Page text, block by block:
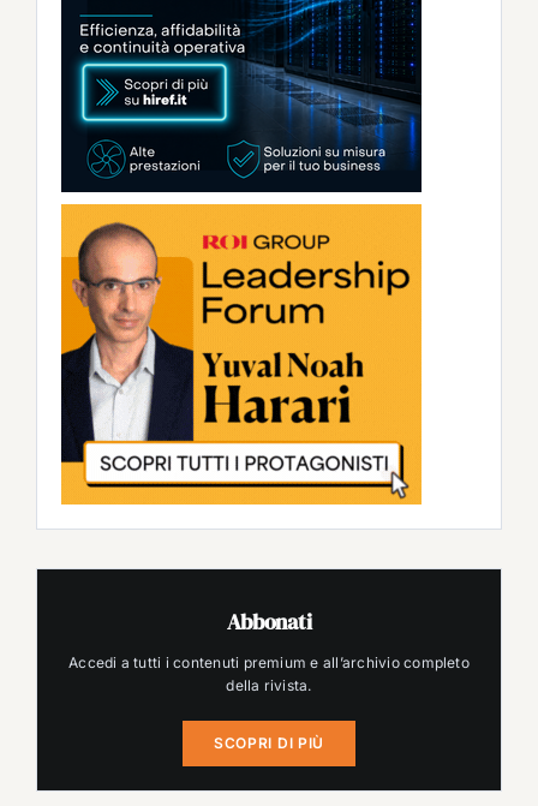
Abbonati
Accedi a tutti i contenuti premium e all’archivio completo
della rivista.
SCOPRI DI PIÙ